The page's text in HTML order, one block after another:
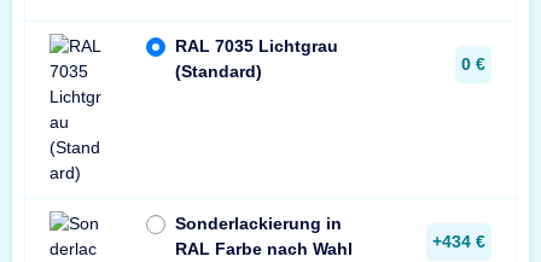
RAL 7035 Lichtgrau
(Standard)
0 €
Sonderlackierung in
RAL Farbe nach Wahl
+434 €